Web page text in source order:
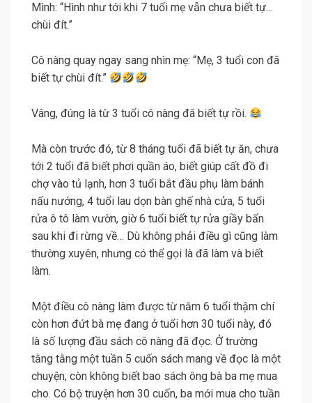
Mình: “Hình như tới khi 7 tuổi mẹ vẫn chưa biết tự…
chùi đít.”
Cô nàng quay ngay sang nhìn mẹ: “Mẹ, 3 tuổi con đã
biết tự chùi đít.”
Vâng, đúng là từ 3 tuổi cô nàng đã biết tự rồi.
Mà còn trước đó, từ 8 tháng tuổi đã biết tự ăn, chưa
tới 2 tuổi đã biết phơi quần áo, biết giúp cất đồ đi
chợ vào tủ lạnh, hơn 3 tuổi bắt đầu phụ làm bánh
nấu nướng, 4 tuổi lau dọn bàn ghế nhà cửa, 5 tuổi
rửa ô tô làm vườn, giờ 6 tuổi biết tự rửa giầy bẩn
sau khi đi rừng về… Dù không phải điều gì cũng làm
thường xuyên, nhưng có thể gọi là đã làm và biết
làm.
Một điều cô nàng làm được từ năm 6 tuổi thậm chí
còn hơn đứt bà mẹ đang ở tuổi hơn 30 tuổi này, đó
là số lượng đầu sách cô nàng đã đọc. Ở trường
tằng tằng một tuần 5 cuốn sách mang về đọc là một
chuyện, còn không biết bao sách ông bà ba mẹ mua
cho. Có bộ truyện hơn 30 cuốn, ba mới mua cho tuần